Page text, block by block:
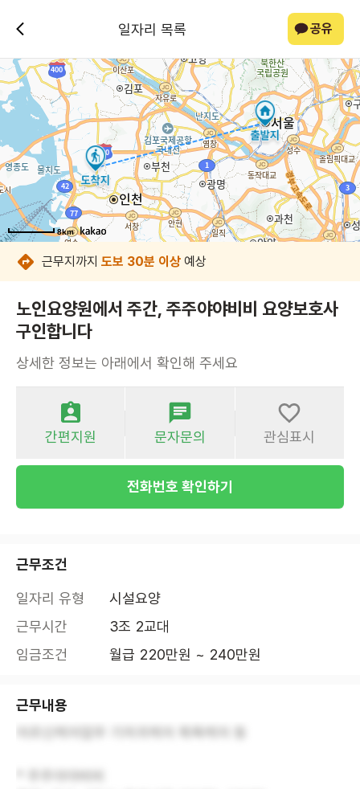
일자리 목록 공유
8km
8km
8km
8km
8km
8km
8km
8km
근무지까지 도보 30분 이상 예상
노인요양원에서 주간, 주주야야비비 요양보호사
구인합니다
상세한 정보는 아래에서 확인해 주세요
간편지원 문자문의 관심표시
전화번호 확인하기
근무조건
일자리 유형
시설요양
근무시간
3조 2교대
임금조건
월급 220만원 ~ 240만원
근무내용